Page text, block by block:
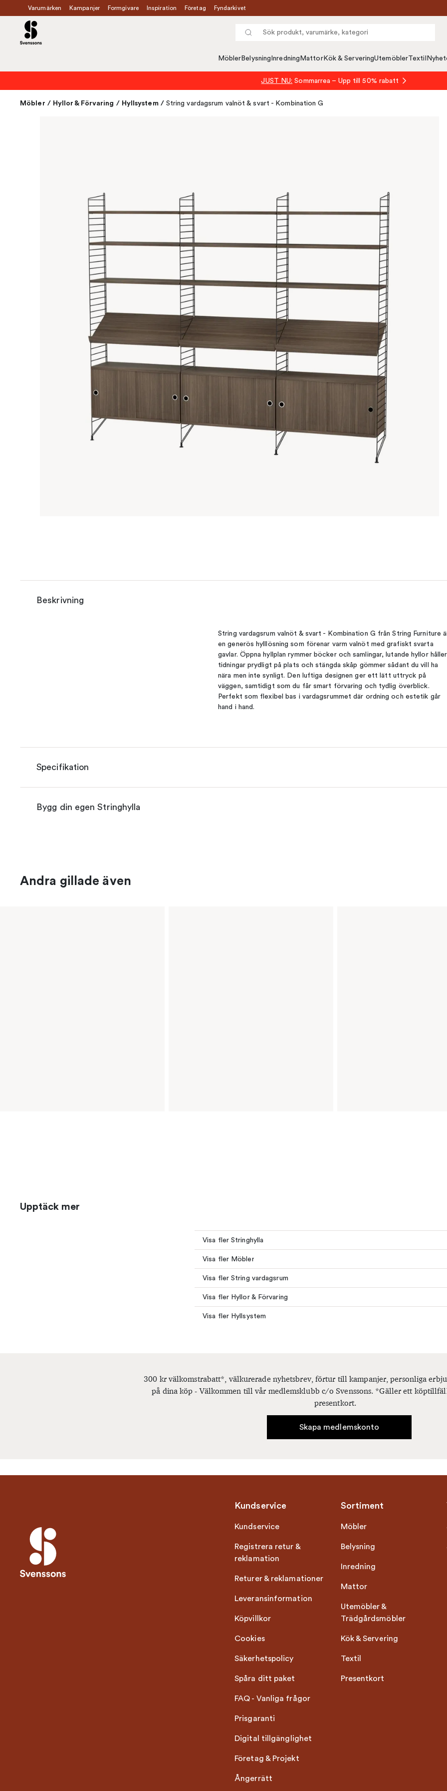
Varumärken Kampanjer Formgivare Inspiration Företag Fyndarkivet
Möbler Belysning Inredning MattorKök & ServeringUtemöblerTextil
JUST NU: Sommarrea – Upp till 50% rabatt
Möbler / Hyllor & Förvaring / Hyllsystem / String vardagsrum valnöt & svart - Kombination G
Beskrivning
String vardagsrum valnöt & svart - Kombination G från String Furniture
en generös hylllösning som förenar varm valnöt med grafiskt svarta
gavlar. Öppna hyllplan rymmer böcker och samlingar, lutande hyllor håller
tidningar prydligt på plats och stängda skåp gömmer sådant du vill ha
nära men inte synligt. Den luftiga designen ger ett lätt uttryck på
väggen, samtidigt som du får smart förvaring och tydlig överblick.
Perfekt som flexibel bas i vardagsrummet där ordning och estetik går
hand i hand.
Specifikation
Bygg din egen Stringhylla
Andra gillade även
Upptäck mer
Visa fler Stringhylla
Visa fler Möbler
Visa fler String vardagsrum
Visa fler Hyllor & Förvaring
Visa fler Hyllsystem
300 kr välkomstrabatt*, välkurerade nyhetsbrev, förtur till kampanjer, personliga
på dina köp - Välkommen till vår medlemsklubb c/o Svenssons. *Gäller ett
presentkort.
Skapa medlemskonto
Kundservice
Kundservice
Registrera retur &
reklamation
Returer & reklamationer
Leveransinformation
Köpvillkor
Cookies
Säkerhetspolicy
Spåra ditt paket
FAQ - Vanliga frågor
Prisgaranti
Digital tillgänglighet
Företag & Projekt
Ångerrätt
Sortiment
Möbler
Belysning
Inredning
Mattor
Utemöbler &
Trädgårdsmöbler
Kök & Servering
Textil
Presentkort